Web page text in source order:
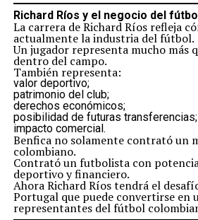
Richard Ríos y el negocio del
La carrera de Richard Ríos refleja
actualmente la industria del fútbol.
Un jugador representa mucho más
dentro del campo.
También representa:
valor deportivo;
patrimonio del club;
derechos económicos;
posibilidad de futuras transferencias;
impacto comercial.
Benfica no solamente contrató un
colombiano.
Contrató un futbolista con
deportivo y financiero.
Ahora Richard Ríos tendrá el
Portugal que puede convertirse en
representantes del fútbol